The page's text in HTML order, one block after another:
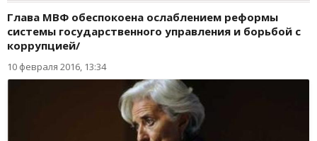
Глава МВФ обеспокоена ослаблением реформы
системы государственного управления и борьбой с
коррупцией/
10 февраля 2016, 13:34